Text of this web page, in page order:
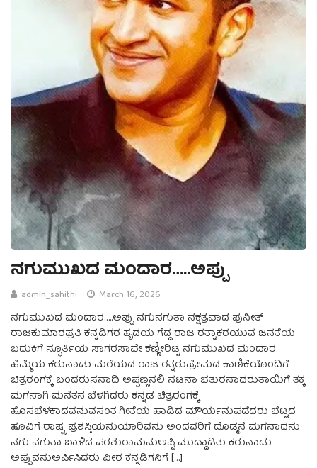
ನಗುಮುಖದ ಮಂದಾರ…..ಅಪ್ಪು
admin_sahithi March 16, 2026
ನಗುಮುಖದ ಮಂದಾರ…..ಅಪ್ಪು ನಗುನಗುತಾ ನಕ್ಷತ್ರವಾದ ಪುನೀತ್
ರಾಜಕುಮಾರಪ್ರತಿ ಕನ್ನಡಿಗರ ಹೃದಯ ಗೆದ್ದ ರಾಜ ರತ್ನಾಕರಯುವ ಜನತೆಯ
ಬದುಕಿಗೆ ಸ್ಫೂರ್ತಿಯ ಸಾಗರಸಾವೇ ಕಣ್ಣೀರಿಟ್ಟ ನಗುಮುಖದ ಮಂದಾರ
ಹೆಮ್ಮೆಯ ಕರುನಾಡು ಮರೆಯದ ರಾಜ ರತ್ನರುಪ್ರೇಮದ ಕಾಣಿಕೆಯೊಂದಿಗೆ
ಚಿತ್ರರಂಗಕ್ಕೆ ಬಂದರುಸನಾದಿ ಅಪ್ಪಣ್ಣನಲಿ ನಟನಾ ಚತುರನಾದರುತಾಯಿಗೆ ತಕ್ಕ
ಮಗನಾಗಿ ಮನೆತನ ಬೆಳಗಿದರು ಕನ್ನಡ ಚಿತ್ರರಂಗಕ್ಕೆ
ಹೊಸಬೆಳಕಾದವನುವಸಂತ ಗೀತೆಯ ಹಾಡಿದ ಮೌರ್ಯನುಪಡೆದರು ಬೆಟ್ಟದ
ಹೂವಿಗೆ ರಾಷ್ಟ್ರ ಪ್ರಶಸ್ತಿಯನುಯಾರಿವನು ಅಂದವರಿಗೆ ದೊಡ್ಮನೆ ಮಗನಾದನು
ನಗು ನಗುತಾ ಬಾಳಿದ ಪರಶುರಾಮನುಅಪ್ಪಿ ಮುದ್ದಾಡಿತು ಕರುನಾಡು
ಅಪ್ಪುವನುಅರ್ಪಿಸಿದರು ವೀರ ಕನ್ನಡಿಗನಿಗೆ […]